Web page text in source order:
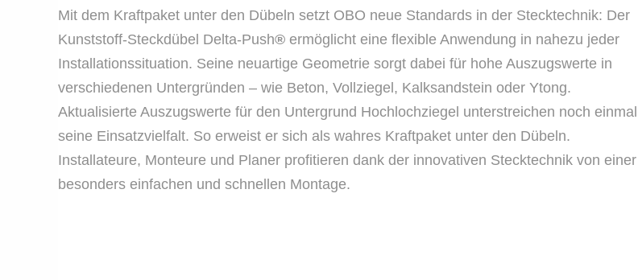
Mit dem Kraftpaket unter den Dübeln setzt OBO neue Standards in der Stecktechnik: Der
Kunststoff-Steckdübel Delta-Push® ermöglicht eine flexible Anwendung in nahezu jeder
Installationssituation. Seine neuartige Geometrie sorgt dabei für hohe Auszugswerte in
verschiedenen Untergründen – wie Beton, Vollziegel, Kalksandstein oder Ytong.
Aktualisierte Auszugswerte für den Untergrund Hochlochziegel unterstreichen noch einmal
seine Einsatzvielfalt. So erweist er sich als wahres Kraftpaket unter den Dübeln.
Installateure, Monteure und Planer profitieren dank der innovativen Stecktechnik von einer
besonders einfachen und schnellen Montage.